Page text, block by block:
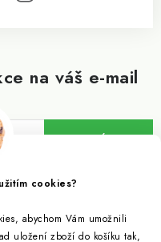
cookies?
abychom Vám umožnili
uložení zboží do košíku tak,
na váš e-mail
ochrany osobních údajů
ODEBÍRAT